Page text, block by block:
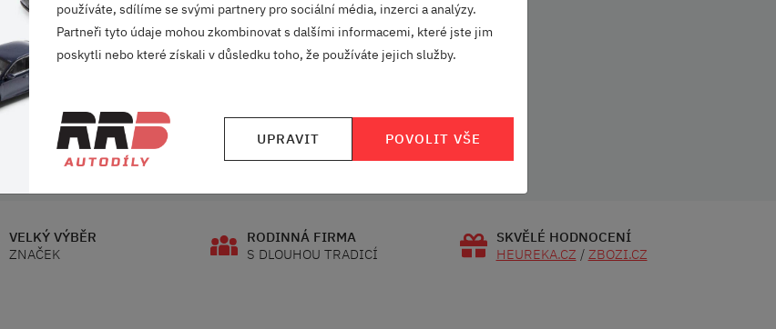
VELKÝ VÝBĚR
ZNAČEK
RODINNÁ FIRMA
S DLOUHOU TRADICÍ
SKVĚLÉ HODNOCENÍ
HEUREKA.CZ / ZBOZI.CZ
používáte, sdílíme se svými partnery pro sociální média, inzerci a analýzy.
Partneři tyto údaje mohou zkombinovat s dalšími informacemi, které jste jim
poskytli nebo které získali v důsledku toho, že používáte jejich služby.
UPRAVIT POVOLIT VŠE